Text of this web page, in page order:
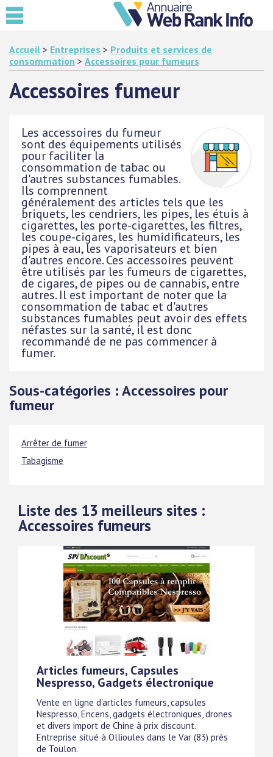
Accueil > Entreprises > Produits et services de
consommation > Accessoires pour fumeurs
Accessoires fumeur
Les accessoires du fumeur
sont des équipements utilisés
pour faciliter la
consommation de tabac ou
d'autres substances fumables.
Ils comprennent
généralement des articles tels que les
briquets, les cendriers, les pipes, les étuis à
cigarettes, les porte-cigarettes, les filtres,
les coupe-cigares, les humidificateurs, les
pipes à eau, les vaporisateurs et bien
d'autres encore. Ces accessoires peuvent
être utilisés par les fumeurs de cigarettes,
de cigares, de pipes ou de cannabis, entre
autres. Il est important de noter que la
consommation de tabac et d'autres
substances fumables peut avoir des effets
néfastes sur la santé, il est donc
recommandé de ne pas commencer à
fumer.
Sous-catégories : Accessoires pour
fumeur
Arrêter de fumer
Tabagisme
Liste des 13 meilleurs sites :
Accessoires fumeurs
Articles fumeurs, Capsules
Nespresso, Gadgets électronique
Vente en ligne d'articles fumeurs, capsules
Nespresso, Encens, gadgets électroniques, drones
et divers import de Chine à prix discount.
Entreprise situé à Ollioules dans le Var (83) près
de Toulon.